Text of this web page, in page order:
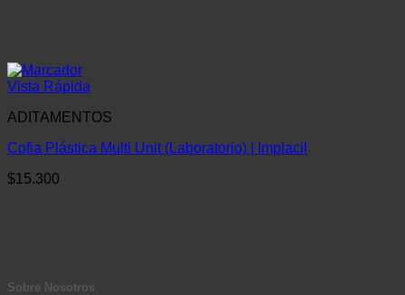
Vista Rápida
ADITAMENTOS
Cofia Plástica Multi Unit (Laboratorio) | Implacil
$15.300
Sobre Nosotros